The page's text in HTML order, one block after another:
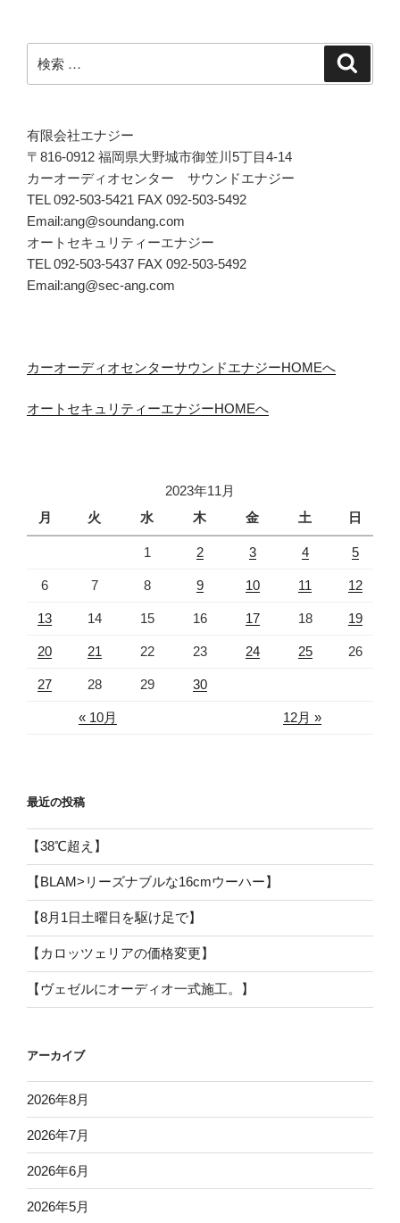
索:
有限会社エナジー
〒816-0912 福岡県大野城市御笠川5丁目4-14
カーオーディオセンター サウンドエナジー
TEL 092-503-5421 FAX 092-503-5492
Email:ang@soundang.com
オートセキュリティーエナジー
TEL 092-503-5437 FAX 092-503-5492
Email:ang@sec-ang.com
カーオーディオセンターサウンドエナジーHOMEへ
オートセキュリティーエナジーHOMEへ
2023年11月
月
火 水 木 金 土 日
« 10月 12月 »
1 2 3 4 5
6 7 8 9 10 11 12
13 14 15 16 17 18 19
20 21 22 23 24 25 26
27 28 29 30
最近の投稿
【38℃超え】
【BLAM>リーズナブルな16cmウーハー】
【8月1日土曜日を駆け足で】
【カロッツェリアの価格変更】
【ヴェゼルにオーディオ一式施工。】
アーカイブ
2026年8月
2026年7月
2026年6月
2026年5月